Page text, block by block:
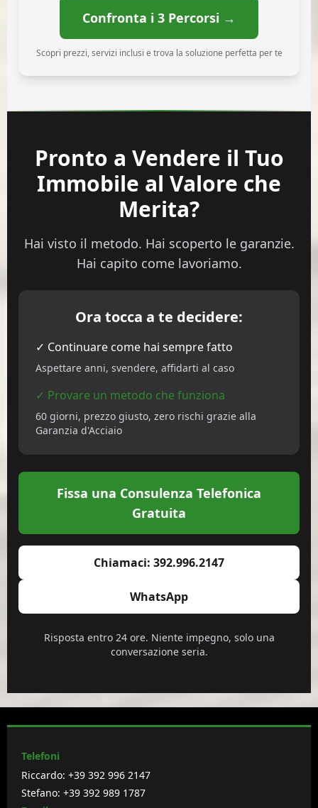
Confronta i 3 Percorsi →
Scopri prezzi, servizi inclusi e trova la soluzione perfetta per te
Pronto a Vendere il Tuo
Immobile al Valore che
Merita?
Hai visto il metodo. Hai scoperto le garanzie.
Hai capito come lavoriamo.
Ora tocca a te decidere:
✓ Continuare come hai sempre fatto
Aspettare anni, svendere, affidarti al caso
✓ Provare un metodo che funziona
60 giorni, prezzo giusto, zero rischi grazie alla
Garanzia d'Acciaio
Fissa una Consulenza Telefonica
Gratuita
Chiamaci: 392.996.2147
WhatsApp
Risposta entro 24 ore. Niente impegno, solo una
conversazione seria.
Telefoni
Riccardo: +39 392 996 2147
Stefano: +39 392 989 1787